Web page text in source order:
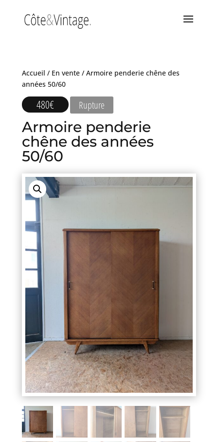
Accueil / En vente/ Armoire penderie chêne des
années 50/60
480€ Rupture
Armoire penderie
chêne des années
50/60